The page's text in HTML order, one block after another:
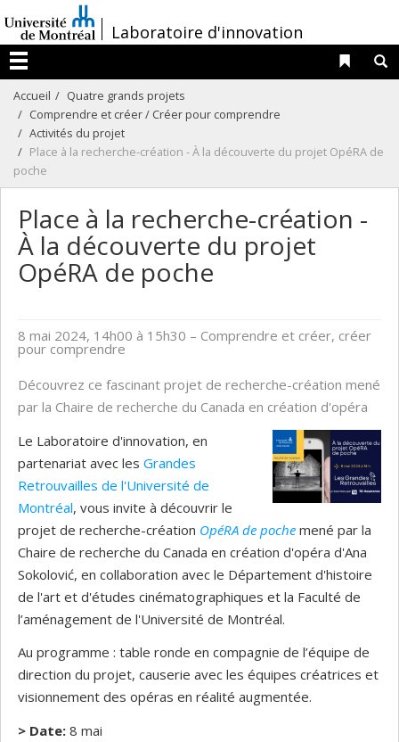
au
contenu
/Laboratoire d'innovation
Menu
Liens
Accueil
Quatre grands projets
Comprendre et créer / Créer pour comprendre
Activités du projet
Place à la recherche-création - À la découverte du projet OpéRA de
poche
Place à la recherche-création -
À la découverte du projet
OpéRA de poche
8 mai 2024, 14h00 à 15h30 – Comprendre et créer, créer
pour comprendre
Découvrez ce fascinant projet de recherche-création mené
par la Chaire de recherche du Canada en création d'opéra
Le Laboratoire d'innovation, en
partenariat avec les Grandes
Retrouvailles de l'Université de
Montréal, vous invite à découvrir le
projet de recherche-création OpéRA de poche mené par la
Chaire de recherche du Canada en création d'opéra d'Ana
Sokolović, en collaboration avec le Département d'histoire
de l'art et d'études cinématographiques et la Faculté de
l’aménagement de l'Université de Montréal.
Au programme : table ronde en compagnie de l’équipe de
direction du projet, causerie avec les équipes créatrices et
visionnement des opéras en réalité augmentée.
> Date: 8 mai